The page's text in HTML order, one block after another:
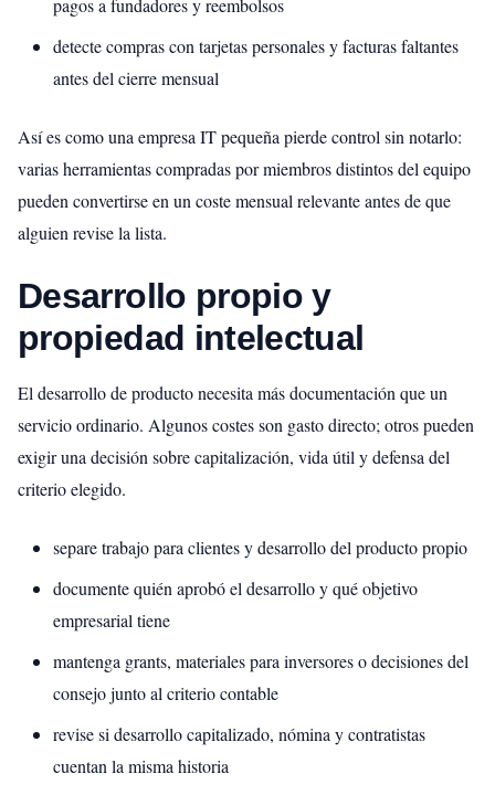
pagos a fundadores y reembolsos
detecte compras con tarjetas personales y facturas faltantes
antes del cierre mensual
Así es como una empresa IT pequeña pierde control sin notarlo:
varias herramientas compradas por miembros distintos del equipo
pueden convertirse en un coste mensual relevante antes de que
alguien revise la lista.
Desarrollo propio y
propiedad intelectual
El desarrollo de producto necesita más documentación que un
servicio ordinario. Algunos costes son gasto directo; otros pueden
exigir una decisión sobre capitalización, vida útil y defensa del
criterio elegido.
separe trabajo para clientes y desarrollo del producto propio
documente quién aprobó el desarrollo y qué objetivo
empresarial tiene
mantenga grants, materiales para inversores o decisiones del
consejo junto al criterio contable
revise si desarrollo capitalizado, nómina y contratistas
cuentan la misma historia